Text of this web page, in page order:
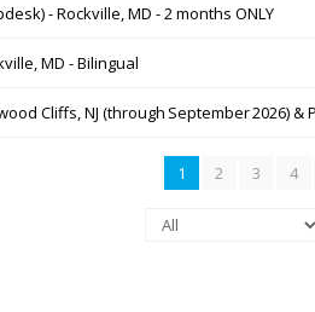
- Rockville, MD - 2 months ONLY
MD - Bilingual
Cliffs, NJ (through September 2026) &
1 2 3 4